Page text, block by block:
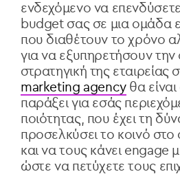
ενδεχόμενο να
budget σας σε μια ομάδα
που διαθέτουν το χρόνο
για να εξυπηρετήσουν την
στρατηγική της εταιρείας
marketing agencyθα
παράξει για εσάς
ποιότητας, που έχει τη
προσελκύσει το κοινό στο
και να τους κάνει engage
ώστε να πετύχετε τους